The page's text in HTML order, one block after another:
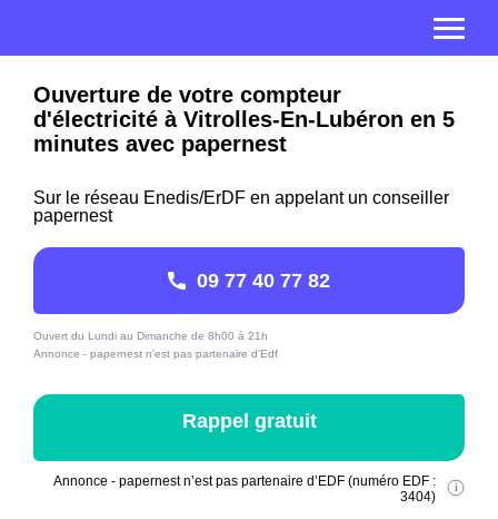
Ouverture de votre compteur
d'électricité à Vitrolles-En-Lubéron en 5
minutes avec papernest
Sur le réseau Enedis/ErDF en appelant un conseiller
papernest
09 77 40 77 82
Ouvert du Lundi au Dimanche de 8h00 à 21h
Annonce - papernest n'est pas partenaire d'Edf
Rappel gratuit
Annonce - papernest n’est pas partenaire d’EDF (numéro EDF :
3404)